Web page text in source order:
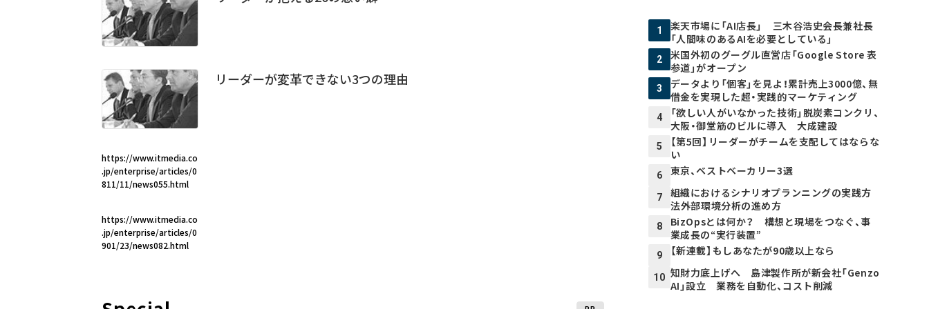
リーダーが変革できない3つの理由
https://www.itmedia.co
.jp/enterprise/articles/0
811/11/news055.html
https://www.itmedia.co
.jp/enterprise/articles/0
901/23/news082.html
1
楽天市場に「AI店長」 三木谷浩史会長兼社長
「人間味のあるAIを必要としている」
2
米国外初のグーグル直営店「Google Store 表
参道」がオープン
3
データより「個客」を見よ！累計売上3000億、無
借金を実現した超・実践的マーケティング
4
「欲しい人がいなかった技術」脱炭素コンクリ、
大阪・御堂筋のビルに導入 大成建設
5
【第5回】リーダーがチームを支配してはならな
い
6 東京、ベストベーカリー3選
7
組織におけるシナリオプランニングの実践方
法――外部環境分析の進め方
8
BizOpsとは何か？ 構想と現場をつなぐ、事
業成長の“実行装置”
9 【新連載】もしあなたが90歳以上なら
10 知財力底上げへ 島津製作所が新会社「Genzo
AI」設立 業務を自動化、コスト削減